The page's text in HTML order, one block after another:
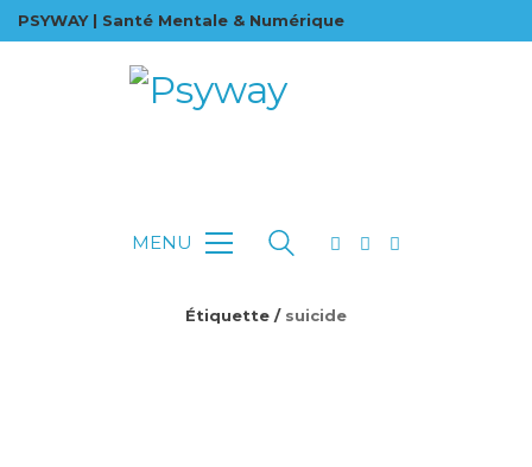
PSYWAY | Santé Mentale & Numérique
MENU
Étiquette / suicide